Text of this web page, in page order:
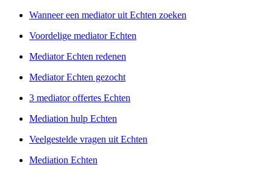
Wanneer een mediator uit Echten zoeken
Voordelige mediator Echten
Mediator Echten redenen
Mediator Echten gezocht
3 mediator offertes Echten
Mediation hulp Echten
Veelgestelde vragen uit Echten
Mediation Echten